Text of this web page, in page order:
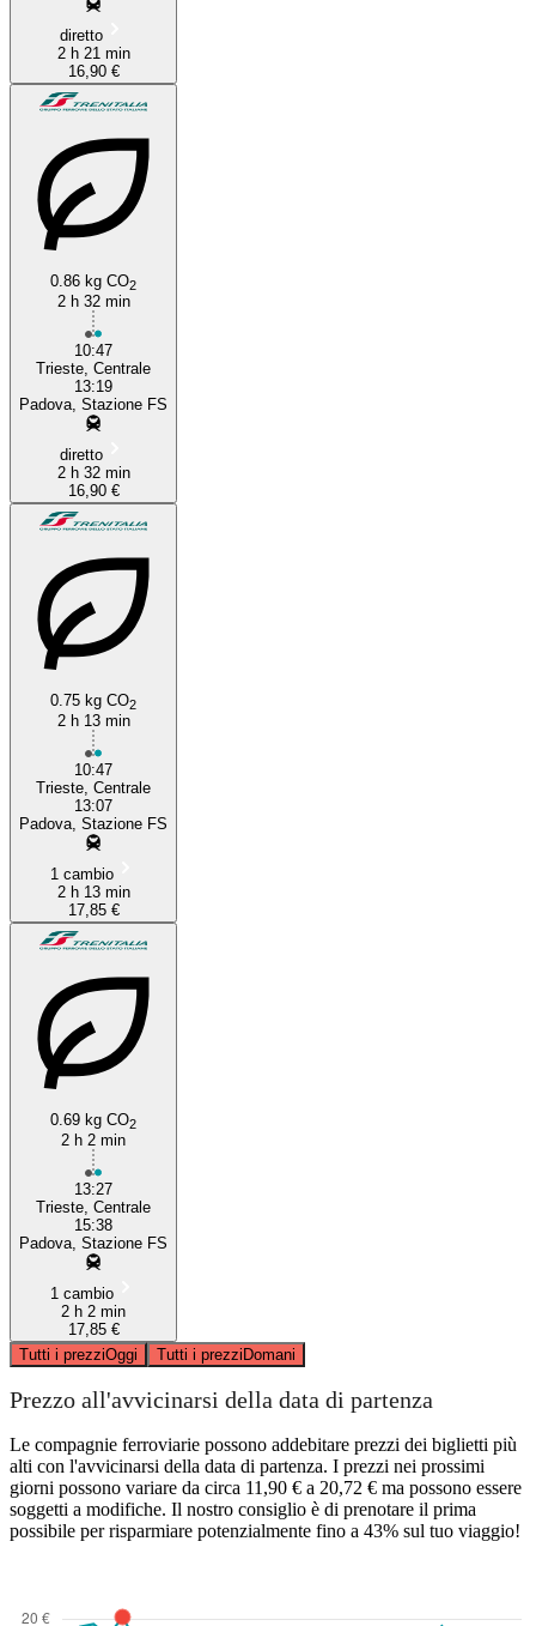
diretto
2 h 21 min
16,90 €
0.86 kg CO2
2 h 32 min
10:47
Trieste, Centrale
13:19
Padova, Stazione FS
diretto
2 h 32 min
16,90 €
0.75 kg CO2
2 h 13 min
10:47
Trieste, Centrale
13:07
Padova, Stazione FS
1 cambio
2 h 13 min
17,85 €
0.69 kg CO2
2 h 2 min
13:27
Trieste, Centrale
15:38
Padova, Stazione FS
1 cambio
2 h 2 min
17,85 €
Tutti i prezziOggi Tutti i prezziDomani
Prezzo all'avvicinarsi della data di partenza
Le compagnie ferroviarie possono addebitare prezzi dei biglietti più
alti con l'avvicinarsi della data di partenza. I prezzi nei prossimi
giorni possono variare da circa 11,90 € a 20,72 € ma possono essere
soggetti a modifiche. Il nostro consiglio è di prenotare il prima
possibile per risparmiare potenzialmente fino a 43% sul tuo viaggio!